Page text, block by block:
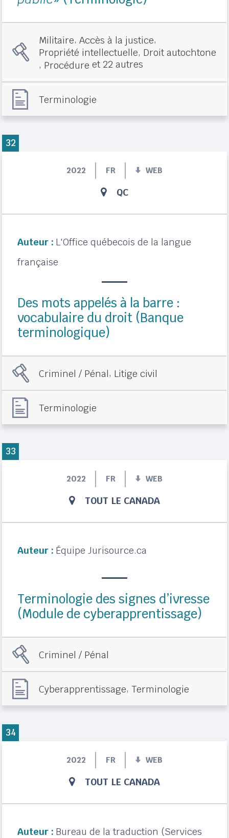
Militaire, Accès à la justice,
Propriété intellectuelle, Droit autochtone
, Procédure et 22 autres
Terminologie
2022 FR WEB
QC
Auteur : L'Office québecois de la langue
française
Des mots appelés à la barre :
vocabulaire du droit (Banque
terminologique)
Criminel / Pénal, Litige civil
Terminologie
32
2022 FR WEB
TOUT LE CANADA
Auteur : Équipe Jurisource.ca
Terminologie des signes d’ivresse
(Module de cyberapprentissage)
Criminel / Pénal
Cyberapprentissage,Terminologie
33
2022 FR WEB
TOUT LE CANADA
Auteur : Bureau de la traduction (Services
34